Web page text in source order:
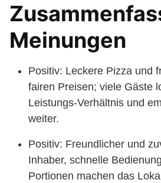
Meinungen
Positiv: Leckere Pizza und
fairen Preisen; viele Gäste
Leistungs-Verhältnis und
weiter.
Positiv: Freundlicher und
Inhaber, schnelle
Portionen machen das